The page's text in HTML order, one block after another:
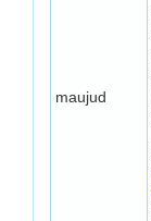
maujud